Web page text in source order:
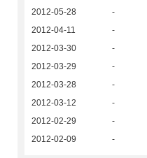
2012-05-28
-
2012-04-11
-
2012-03-30
-
2012-03-29
-
2012-03-28
-
2012-03-12
-
2012-02-29
-
2012-02-09
-